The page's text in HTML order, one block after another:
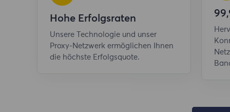
Hohe Erfolgsraten
Unsere Technologie und unser
Proxy-Netzwerk ermöglichen Ihnen
die höchste Erfolgsquote.